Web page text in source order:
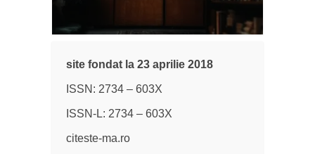
site fondat la 23 aprilie 2018
ISSN: 2734 – 603X
ISSN-L: 2734 – 603X
citeste-ma.ro